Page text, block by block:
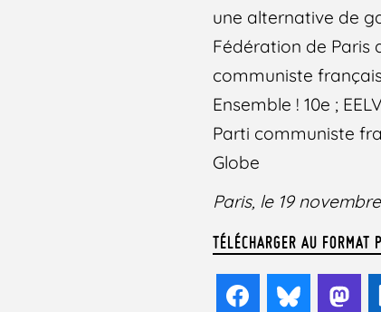
une alternative de
Fédération de Paris
communiste
Ensemble ! 10e ;
Parti communiste
Globe
Paris, le 19
TÉLÉCHARGER AU FORMAT
FacebookBluesky